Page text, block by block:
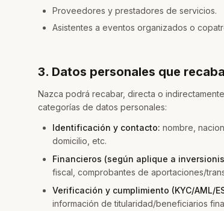
Proveedores y prestadores de servicios.
Asistentes a eventos organizados o
3. Datos personales que
Nazca podrá recabar, directa o
categorías de datos personales:
Identificación y contacto: nombre,
domicilio, etc.
Financieros (según aplique a
fiscal, comprobantes de aportaciones/
Verificación y cumplimiento (KYC/AML/
información de titularidad/beneficiarios